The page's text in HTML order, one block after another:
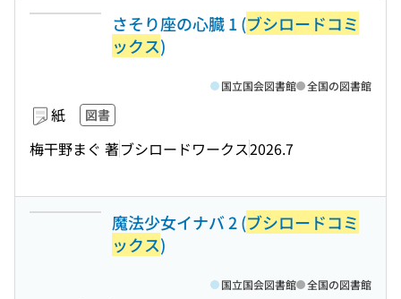
さそり座の心臓 1 (ブシロードコミ
ックス)
紙 図書
梅干野まぐ 著ブシロードワークス2026.7
国立国会図書館 全国の図書館
魔法少女イナバ 2 (ブシロードコミ
ックス)
国立国会図書館 全国の図書館